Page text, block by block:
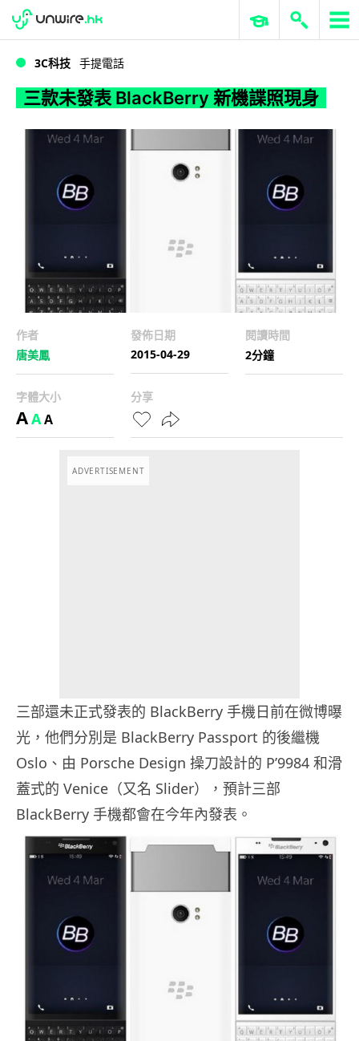
三款未發表 BlackBerry 新機諜照現身
WWDC 2026 ERP 與商業 AI
3C科技 手提電話
三款未發表 BlackBerry 新機諜照現身
作者
唐美鳳
發佈日期
2015-04-29
閱讀時間
2分鐘
字體大小
AAA
分享
ADVERTISEMENT
三部還未正式發表的 BlackBerry 手機日前在微博曝
光，他們分別是 BlackBerry Passport 的後繼機
Oslo、由 Porsche Design 操刀設計的 P’9984 和滑
蓋式的 Venice（又名 Slider），預計三部
BlackBerry 手機都會在今年內發表。